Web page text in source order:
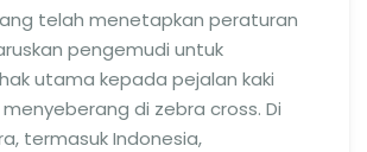
telah menetapkan peraturan
pengemudi untuk
utama kepada pejalan kaki
di zebra cross. Di
termasuk Indonesia,